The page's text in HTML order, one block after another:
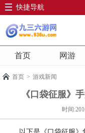
快捷导航
首页 网游
首页 > 游戏新闻
《口袋征服》
时间